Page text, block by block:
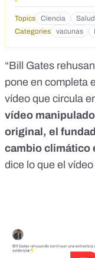
Topics Ciencia Salud
Categories
vacunas
“Bill Gates
pone en completa
vídeo que circula
vídeo
original, el
cambio climático
dice lo que el